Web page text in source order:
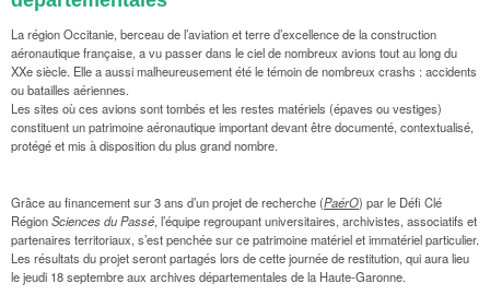
La région Occitanie, berceau de l’aviation et terre d’excellence de la construction
aéronautique française, a vu passer dans le ciel de nombreux avions tout au long du
XXe siècle. Elle a aussi malheureusement été le témoin de nombreux crashs : accidents
ou batailles aériennes.
Les sites où ces avions sont tombés et les restes matériels (épaves ou vestiges)
constituent un patrimoine aéronautique important devant être documenté, contextualisé,
protégé et mis à disposition du plus grand nombre.
Grâce au financement sur 3 ans d’un projet de recherche (PaérO) par le Défi Clé
RégionSciences du Passé, l’équipe regroupant universitaires, archivistes, associatifs et
partenaires territoriaux, s’est penchée sur ce patrimoine matériel et immatériel particulier.
Les résultats du projet seront partagés lors de cette journée de restitution, qui aura lieu
le jeudi 18 septembre aux archives départementales de la Haute-Garonne.